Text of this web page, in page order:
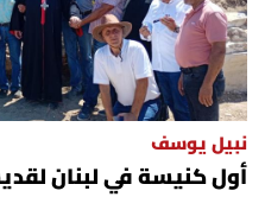
نبيل يوسف
أول كنيسة في لبنان